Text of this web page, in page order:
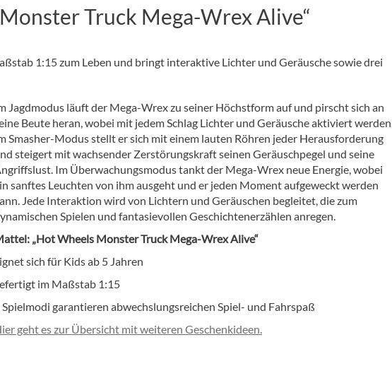
Truck Mega-Wrex Alive“
1:15 zum Leben und bringt interaktive Lichter und Geräusche sowie drei
Jagdmodus läuft der Mega-Wrex zu seiner Höchstform auf und pirscht sich an
Beute heran, wobei mit jedem Schlag Lichter und Geräusche aktiviert
Smasher-Modus stellt er sich mit einem lauten Röhren jeder Herausforderung
steigert mit wachsender Zerstörungskraft seinen Geräuschpegel und seine
Im Überwachungsmodus tankt der Mega-Wrex neue Energie, wobei
sanftes Leuchten von ihm ausgeht und er jeden Moment aufgeweckt werden
Jede Interaktion wird von Lichtern und Geräuschen begleitet, die zum
Spielen und fantasievollen Geschichtenerzählen anregen.
„Hot Wheels Monster Truck Mega-Wrex Alive“
sich für Kids ab 5 Jahren
im Maßstab 1:15
Spielmodi garantieren abwechslungsreichen Spiel- und Fahrspaß
geht es zur Übersicht mit weiteren Geschenkideen.